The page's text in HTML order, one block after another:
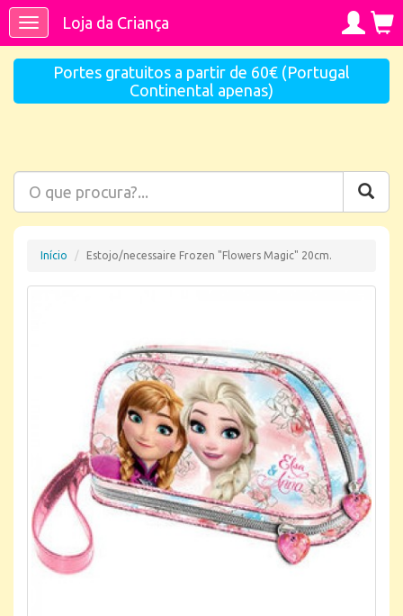
ToggleLoja da Criança
Portes gratuitos a partir de 60€ (Portugal
Continental apenas)
Início Estojo/necessaire Frozen "Flowers Magic" 20cm.